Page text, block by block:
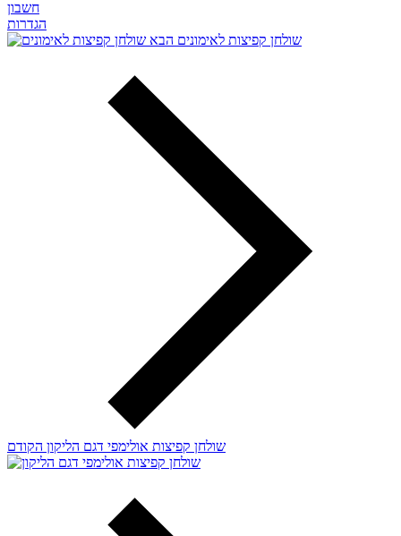
חשבון
הגדרות
שולחן קפיצות לאימונים הבא
שולחן קפיצות אולימפי דגם הליקון הקודם